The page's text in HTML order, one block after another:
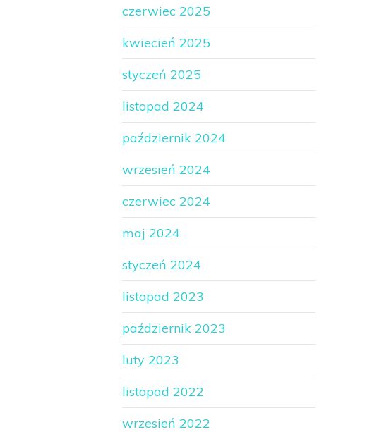
czerwiec 2025
kwiecień 2025
styczeń 2025
listopad 2024
październik 2024
wrzesień 2024
czerwiec 2024
maj 2024
styczeń 2024
listopad 2023
październik 2023
luty 2023
listopad 2022
wrzesień 2022